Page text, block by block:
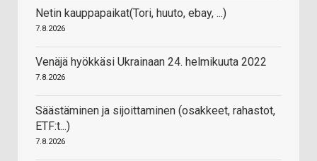
Netin kauppapaikat(Tori, huuto, ebay, ...)
7.8.2026
Venäjä hyökkäsi Ukrainaan 24. helmikuuta 2022
7.8.2026
Säästäminen ja sijoittaminen (osakkeet, rahastot,
ETF:t...)
7.8.2026